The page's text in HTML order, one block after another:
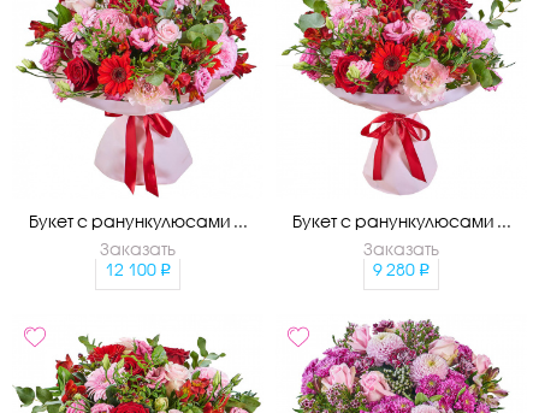
Букет с ранункулюсами ...
Заказать
12 100
Букет с ранункулюсами ...
Заказать
9 280